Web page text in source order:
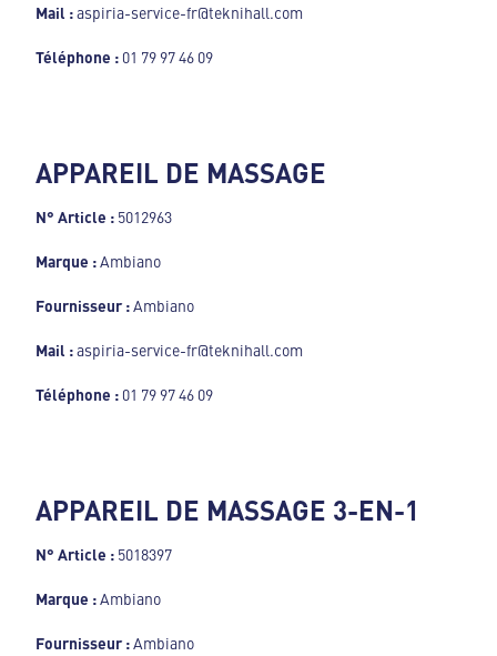
Mail :aspiria-service-fr@teknihall.com
Téléphone : 01 79 97 46 09
APPAREIL DE MASSAGE
N° Article : 5012963
Marque :Ambiano
Fournisseur :Ambiano
Mail :aspiria-service-fr@teknihall.com
Téléphone : 01 79 97 46 09
APPAREIL DE MASSAGE 3-EN-1
N° Article : 5018397
Marque :Ambiano
Fournisseur :Ambiano